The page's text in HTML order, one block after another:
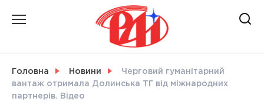
СВІТ
Головна Новини
Черговий гуманітарний
вантаж отримала Долинська ТГ від міжнародних
партнерів. Відео